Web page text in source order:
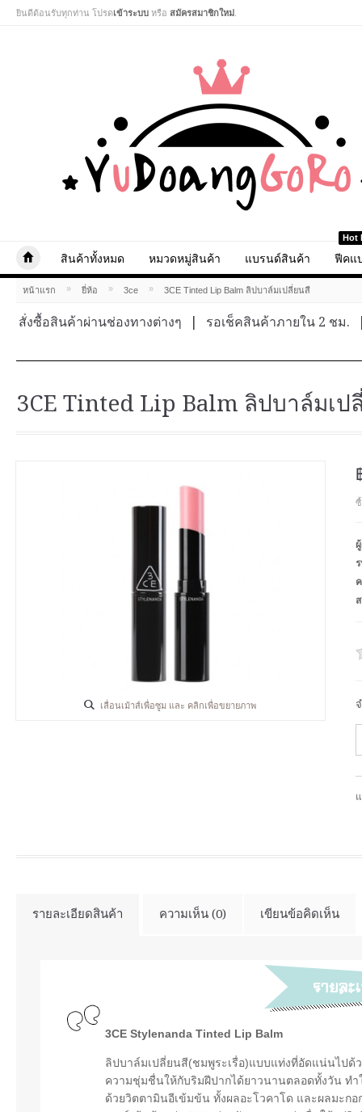
ยินดีต้อนรับทุกท่าน โปรดเข้าระบบ หรือ สมัครสมาชิกใหม่
สินค้าทั้งหมด หมวดหมู่สินค้า แบรนด์สินค้า
Hot
ฟีคแ
หน้าแรก » ยี่ห้อ » 3ce » 3CE Tinted Lip Balm ลิปบาล์มเปลี่ยนสี
สั่งซื้อสินค้าผ่านช่องทางต่างๆ รอเช็คสินค้าภายใน 2 ชม.
3CE Tinted Lip Balm ลิปบาล์มเป
เลื่อนเม้าส์เพื่อซูม และ คลิกเพื่อขยายภาพ
รายละเอียดสินค้า ความเห็น (0) เขียนข้อคิดเห็น
3CE Stylenanda Tinted Lip Balm
ลิปบาล์มเปลี่ยนสี(ชมพูระเรื่อ)แบบแท่งที่อัดแน่นไป
ความชุ่มชื่นให้กับริมฝีปากได้ยาวนานตลอดทั้งวัน ท
ด้วยวิตตามินอีเข้มข้น ทั้งผลอะโวคาโด และผลมะก